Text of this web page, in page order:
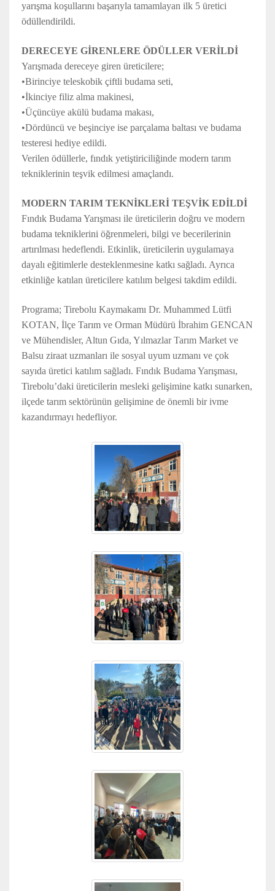
yarışma koşullarını başarıyla tamamlayan ilk 5 üretici
ödüllendirildi.
DERECEYE GİRENLERE ÖDÜLLER VERİLDİ
Yarışmada dereceye giren üreticilere;
•Birinciye teleskobik çiftli budama seti,
•İkinciye filiz alma makinesi,
•Üçüncüye akülü budama makası,
•Dördüncü ve beşinciye ise parçalama baltası ve budama
testeresi hediye edildi.
Verilen ödüllerle, fındık yetiştiriciliğinde modern tarım
tekniklerinin teşvik edilmesi amaçlandı.
MODERN TARIM TEKNİKLERİ TEŞVİK EDİLDİ
Fındık Budama Yarışması ile üreticilerin doğru ve modern
budama tekniklerini öğrenmeleri, bilgi ve becerilerinin
artırılması hedeflendi. Etkinlik, üreticilerin uygulamaya
dayalı eğitimlerle desteklenmesine katkı sağladı. Ayrıca
etkinliğe katılan üreticilere katılım belgesi takdim edildi.
Programa; Tirebolu Kaymakamı Dr. Muhammed Lütfi
KOTAN, İlçe Tarım ve Orman Müdürü İbrahim GENCAN
ve Mühendisler, Altun Gıda, Yılmazlar Tarım Market ve
Balsu ziraat uzmanları ile sosyal uyum uzmanı ve çok
sayıda üretici katılım sağladı. Fındık Budama Yarışması,
Tirebolu’daki üreticilerin mesleki gelişimine katkı sunarken,
ilçede tarım sektörünün gelişimine de önemli bir ivme
kazandırmayı hedefliyor.